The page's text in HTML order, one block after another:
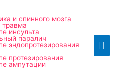
и спинного мозга
травма
инсульта
паралич
эндопротезирования
протезирования
ампутации